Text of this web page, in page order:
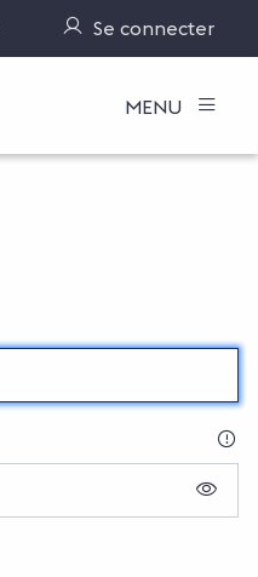
Gérer ses notifications
Se connecter
MENU